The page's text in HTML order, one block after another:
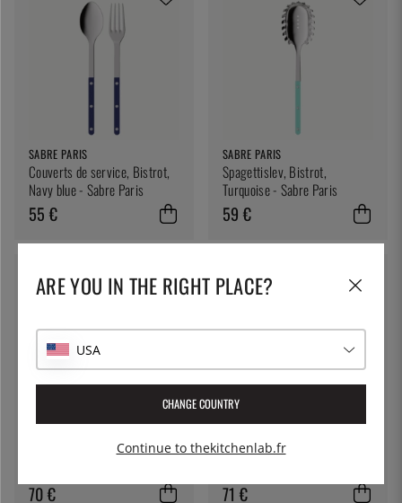
SABRE PARIS
Couverts de service, Bistrot,
Navy blue - Sabre Paris
55 €
SABRE PARIS
Spagettislev, Bistrot,
Turquoise - Sabre Paris
59 €
Couverts, Bistrot Tortoise -
70 €
Louche à spaghetti, Bistrot
71 €
ARE YOU IN THE RIGHT PLACE?
USA
CHANGE COUNTRY
Continue to thekitchenlab.fr